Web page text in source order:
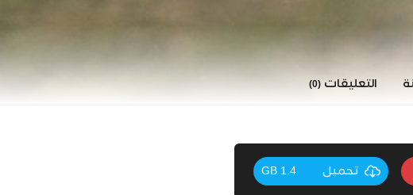
التعليقات (0)
تحميل 1.4 GB